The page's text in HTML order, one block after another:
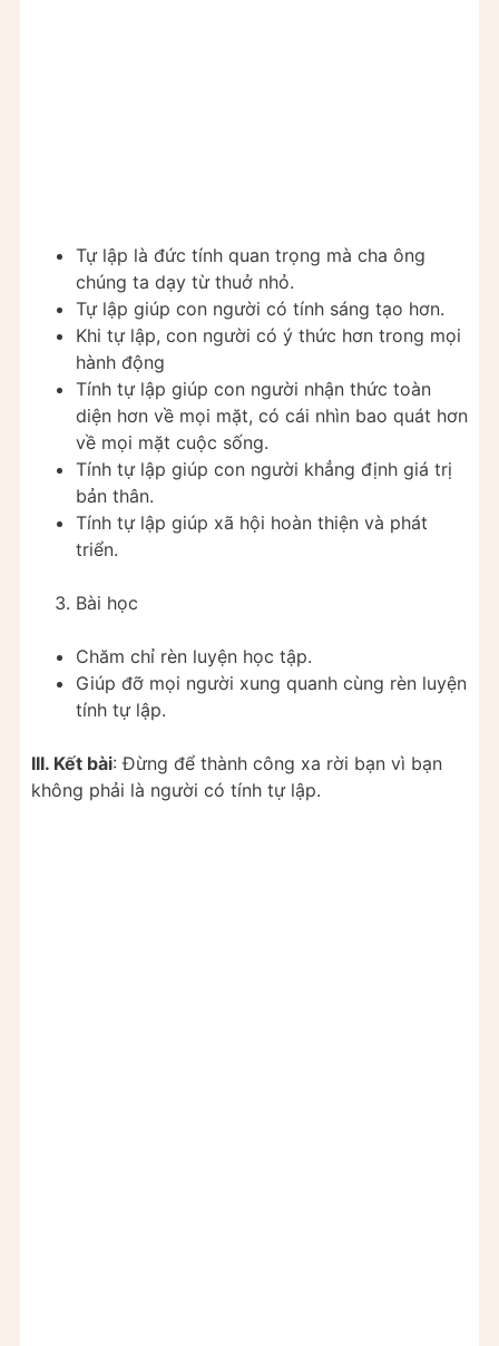
Tự lập là đức tính quan trọng mà cha ông
chúng ta dạy từ thuở nhỏ.
Tự lập giúp con người có tính sáng tạo hơn.
Khi tự lập, con người có ý thức hơn trong mọi
hành động
Tính tự lập giúp con người nhận thức toàn
diện hơn về mọi mặt, có cái nhìn bao quát hơn
về mọi mặt cuộc sống.
Tính tự lập giúp con người khẳng định giá trị
bản thân.
Tính tự lập giúp xã hội hoàn thiện và phát
triển.
Bài học
Chăm chỉ rèn luyện học tập.
Giúp đỡ mọi người xung quanh cùng rèn luyện
tính tự lập.
III. Kết bài: Đừng để thành công xa rời bạn vì bạn
không phải là người có tính tự lập.